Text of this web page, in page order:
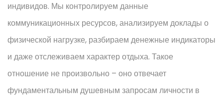
индивидов. Мы контролируем данные
коммуникационных ресурсов, анализируем доклады о
физической нагрузке, разбираем денежные индикаторы
и даже отслеживаем характер отдыха. Такое
отношение не произвольно – оно отвечает
фундаментальным душевным запросам личности в